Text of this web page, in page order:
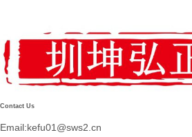
Contact Us
Email:kefu01@sws2.cn